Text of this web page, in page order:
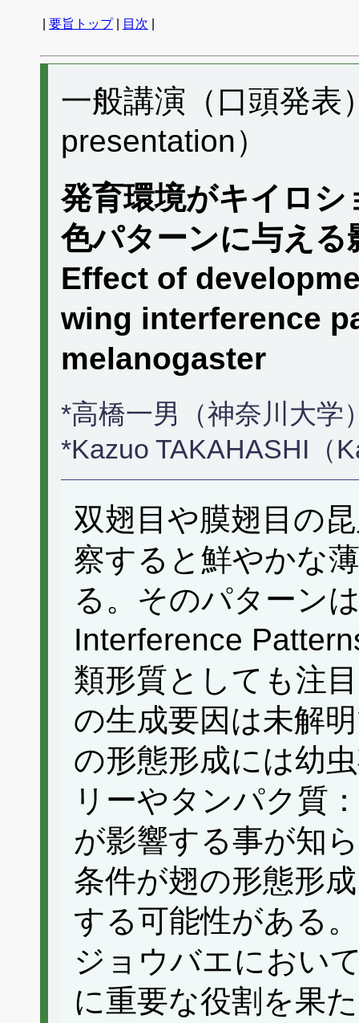
要旨トップ| 目次
一般講演（口頭発
presentation）
発育環境がキイロ
色パターンに与える
Effect of
wing interference
melanogaster
*高橋一男（神奈川大学
*Kazuo TAKAHASHI（
双翅目や膜翅目の
察すると鮮やかな
る。そのパターン
Interference
類形質としても注
の生成要因は未解
の形態形成には幼
リーやタンパク質
が影響する事が知
条件が翅の形態形
する可能性がある
ジョウバエにおい
に重要な役割を果